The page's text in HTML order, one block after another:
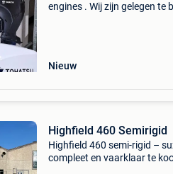
engines . Wij zijn gelegen te
Nieuw
Highfield 460 Semirigid
Highfield 460 semi-rigid –
compleet en vaarklaar te